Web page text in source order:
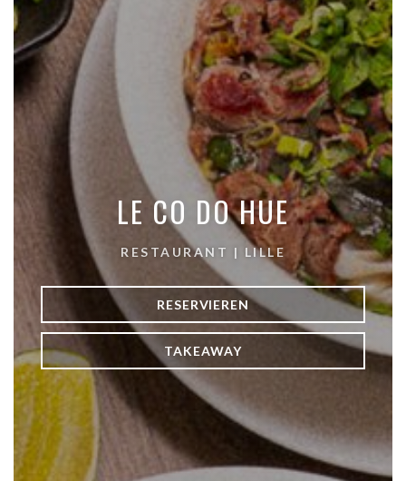
LE CO DO HUE
RESTAURANT | LILLE
RESERVIEREN
TAKEAWAY